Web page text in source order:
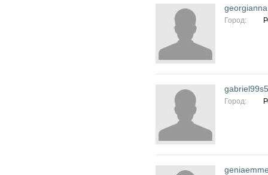
georgianna
Город:
Город: